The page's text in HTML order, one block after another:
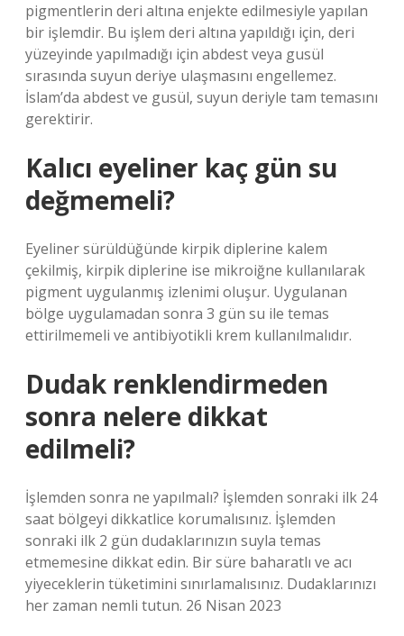
pigmentlerin deri altına enjekte edilmesiyle yapılan
bir işlemdir. Bu işlem deri altına yapıldığı için, deri
yüzeyinde yapılmadığı için abdest veya gusül
sırasında suyun deriye ulaşmasını engellemez.
İslam’da abdest ve gusül, suyun deriyle tam temasını
gerektirir.
Kalıcı eyeliner kaç gün su
değmemeli?
Eyeliner sürüldüğünde kirpik diplerine kalem
çekilmiş, kirpik diplerine ise mikroiğne kullanılarak
pigment uygulanmış izlenimi oluşur. Uygulanan
bölge uygulamadan sonra 3 gün su ile temas
ettirilmemeli ve antibiyotikli krem ​​kullanılmalıdır.
Dudak renklendirmeden
sonra nelere dikkat
edilmeli?
İşlemden sonra ne yapılmalı? İşlemden sonraki ilk 24
saat bölgeyi dikkatlice korumalısınız. İşlemden
sonraki ilk 2 gün dudaklarınızın suyla temas
etmemesine dikkat edin. Bir süre baharatlı ve acı
yiyeceklerin tüketimini sınırlamalısınız. Dudaklarınızı
her zaman nemli tutun. 26 Nisan 2023